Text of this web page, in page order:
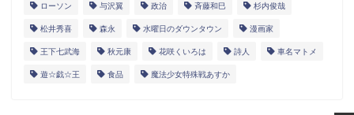
ローソン 与沢翼 政治 斉藤和巳 杉内俊哉
松井秀喜 森永 水曜日のダウンタウン 漫画家
王下七武海 秋元康 花咲くいろは 詩人 車名マトメ
遊☆戯☆王 食品 魔法少女特殊戦あすか